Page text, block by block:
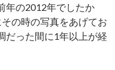
年の2012年でしたか
の時の写真をあげてお
だった間に1年以上が経